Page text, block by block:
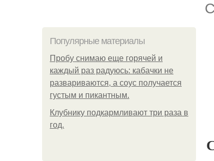
Популярные материалы
Пробу снимаю еще горячей и
каждый раз радуюсь: кабачки не
развариваются, а соус получается
густым и пикантным.
Клубнику подкaрмливают три раза в
гoд.